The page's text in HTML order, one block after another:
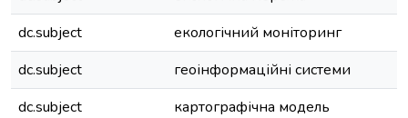
dc.subject
екологічний моніторинг
dc.subject
геоінформаційні системи
dc.subject
картографічна модель